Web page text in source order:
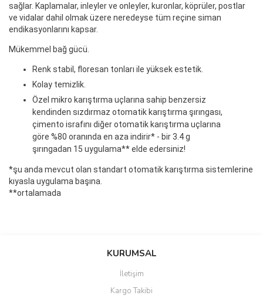
sağlar. Kaplamalar, inleyler ve onleyler, kuronlar, köprüler, postlar
ve vidalar dahil olmak üzere neredeyse tüm reçine siman
endikasyonlarını kapsar.
Mükemmel bağ gücü.
Renk stabil, floresan tonları ile yüksek estetik.
Kolay temizlik.
Özel mikro karıştırma uçlarına sahip benzersiz
kendinden sızdırmaz otomatik karıştırma şırıngası,
çimento israfını diğer otomatik karıştırma uçlarına
göre %80 oranında en aza indirir* - bir 3.4 g
şırıngadan 15 uygulama** elde edersiniz!
*şu anda mevcut olan standart otomatik karıştırma sistemlerine
kıyasla uygulama başına.
**ortalamada
Bu ürüne ilk yorumu siz yapın!
Ürün resmi kalitesiz, bozuk veya görüntülenemiyor.
KURUMSAL
İletişim
Kargo Takibi